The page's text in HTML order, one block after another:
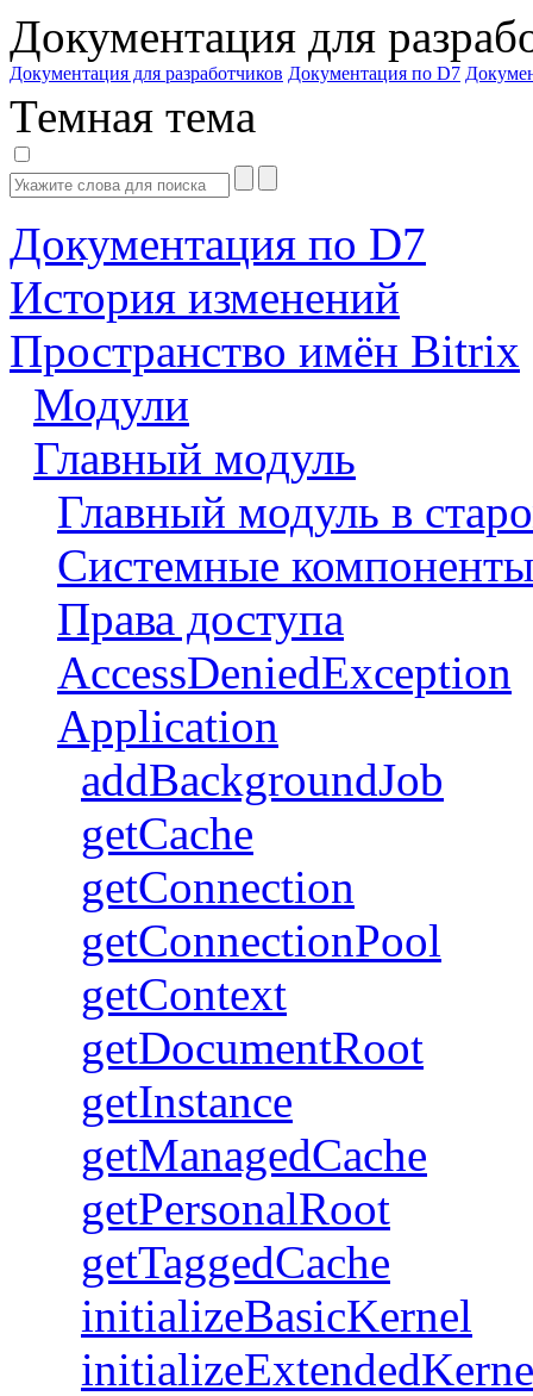
Документация для
Документация для разработчиков Документация по D7
Темная тема
Документация по D7
История изменений
Пространство имён Bitrix
Модули
Главный модуль
Главный модуль в
Системные компоненты
Права доступа
AccessDeniedException
Application
addBackgroundJob
getCache
getConnection
getConnectionPool
getContext
getDocumentRoot
getInstance
getManagedCache
getPersonalRoot
getTaggedCache
initializeBasicKernel